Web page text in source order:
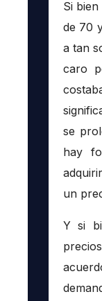
Si
de 70
a tan
caro
se
hay
un
Y si